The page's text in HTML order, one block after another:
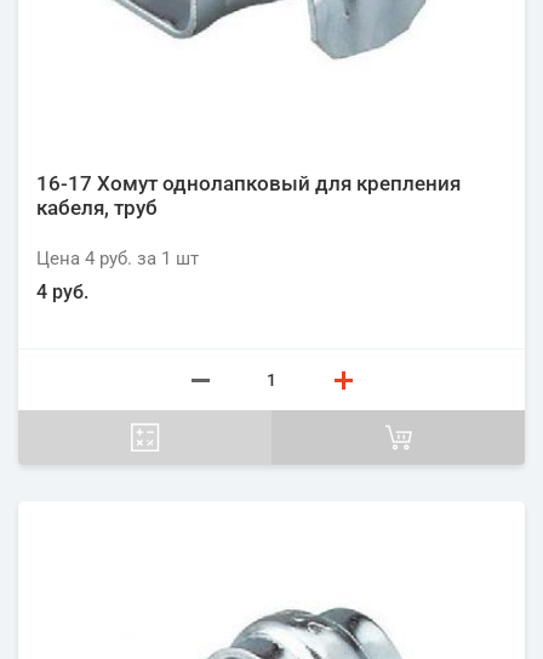
16-17 Хомут однолапковый для крепления
кабеля, труб
Цена 4 руб. за 1 шт
4 руб.